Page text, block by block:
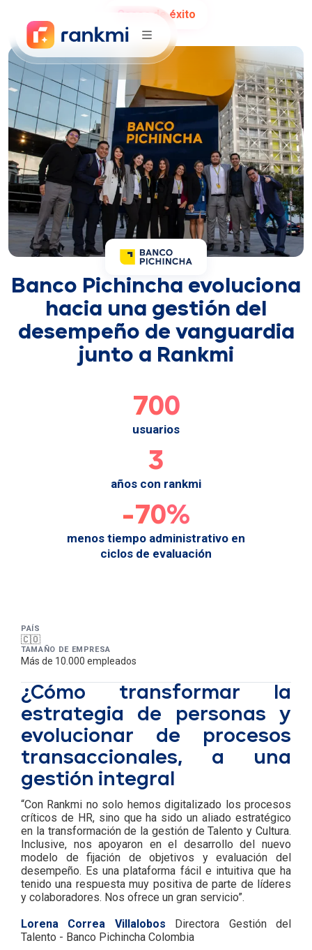
Casos de éxito
Banco Pichincha evoluciona
hacia una gestión del
desempeño de vanguardia
junto a Rankmi
700
usuarios
3
años con rankmi
-70%
menos tiempo administrativo en
ciclos de evaluación
PAÍS
🇨🇴
TAMAÑO DE EMPRESA
Más de 10.000 empleados
Descripción y
¿Cómo transformar la
estrategia de personas y
evolucionar de procesos
transaccionales, a una
gestión integral
“Con Rankmi no solo hemos digitalizado los procesos
críticos de HR, sino que ha sido un aliado estratégico
en la transformación de la gestión de Talento y Cultura.
Inclusive, nos apoyaron en el desarrollo del nuevo
modelo de fijación de objetivos y evaluación del
desempeño. Es una plataforma fácil e intuitiva que ha
tenido una respuesta muy positiva de parte de líderes
y colaboradores. Nos ofrece un gran servicio”.
Lorena Correa Villalobos Directora Gestión del
Talento - Banco Pichincha Colombia